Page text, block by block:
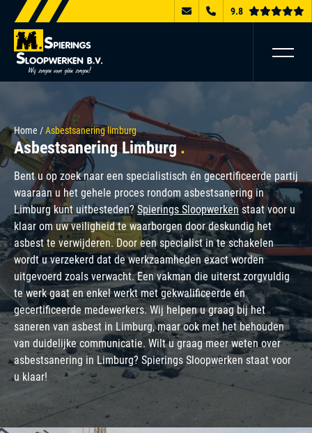
9.8
Home /Asbestsanering limburg
Asbestsanering Limburg
Bent u op zoek naar een specialistisch én gecertificeerde partij
waaraan u het gehele proces rondom asbestsanering in
Limburg kunt uitbesteden?Spierings Sloopwerkenstaat voor u
klaar om uw veiligheid te waarborgen door deskundig het
asbest te verwijderen. Door een specialist in te schakelen
wordt u verzekerd dat de werkzaamheden exact worden
uitgevoerd zoals verwacht. Een vakman die uiterst zorgvuldig
te werk gaat en enkel werkt met gekwalificeerde én
gecertificeerde medewerkers. Wij helpen u graag bij het
saneren van asbest in Limburg, maar ook met het behouden
van duidelijke communicatie. Wilt u graag meer weten over
asbestsanering in Limburg? Spierings Sloopwerken staat voor
u klaar!